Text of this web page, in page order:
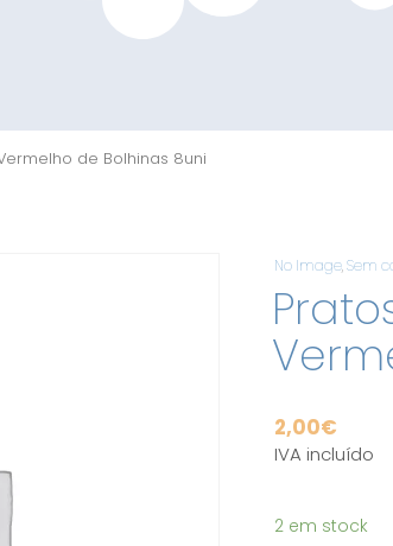
de Bolhinas 8uni
No Image,Sem
2,00€
IVA incluído
2 em stock